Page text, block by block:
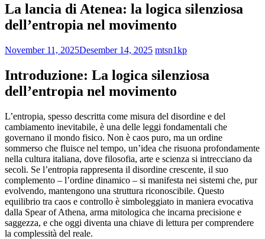
La lancia di Atenea: la logica silenziosa
dell’entropia nel movimento
November 11, 2025Desember 14, 2025 mtsn1kp
Introduzione: La logica silenziosa
dell’entropia nel movimento
L’entropia, spesso descritta come misura del disordine e del
cambiamento inevitabile, è una delle leggi fondamentali che
governano il mondo fisico. Non è caos puro, ma un ordine
sommerso che fluisce nel tempo, un’idea che risuona profondamente
nella cultura italiana, dove filosofia, arte e scienza si intrecciano da
secoli. Se l’entropia rappresenta il disordine crescente, il suo
complemento – l’ordine dinamico – si manifesta nei sistemi che, pur
evolvendo, mantengono una struttura riconoscibile. Questo
equilibrio tra caos e controllo è simboleggiato in maniera evocativa
dalla Spear of Athena, arma mitologica che incarna precisione e
saggezza, e che oggi diventa una chiave di lettura per comprendere
la complessità del reale.